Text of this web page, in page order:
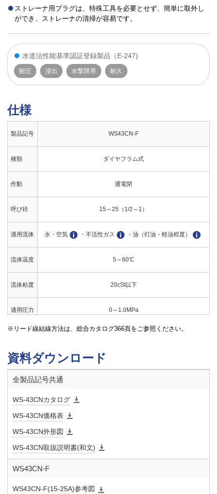
ストレーナ用プラグは、特殊工具を必要とせず、簡単に取外し
ができ、ストレーナの清掃が容易です。
水道法性能基準認証登録製品（E-247)
耐圧 浸出 水撃限界 耐久
仕様
製品記号 WS43CN-F
種類 ダイヤフラム式
作動 通電閉
呼び径 15～25（1/2～1）
適用流体 水・空気 ・不活性ガス ・油（灯油・軽油程度）
流体温度 5～60℃
流体粘度 20cSt以下
適用圧力 0～1.0MPa
許容漏洩
量
なし（圧力計目視、気体は0.02～1.0MPa時）
定格電圧 AC100/200V 50/60Hz AC110/220V 60Hz共用
絶縁種別
を併用してください。
リード線結線方法は、総合カタログ366頁をご参照ください。
資料ダウンロード
全製品記号共通
WS-43CNカタログ
WS-43CN価格表
WS-43CN外形図
WS-43CN取扱説明書(和文)
WS43CN-F
WS43CN-F(15-25A)参考図